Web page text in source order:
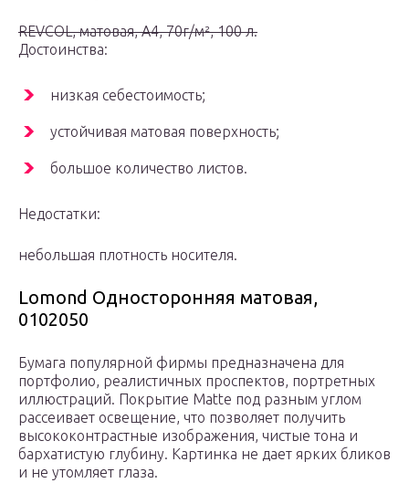
REVCOL, матовая, A4, 70г/м², 100 л.
Достоинства:
низкая себестоимость;
устойчивая матовая поверхность;
большое количество листов.
Недостатки:
небольшая плотность носителя.
Lomond Односторонняя матовая,
0102050
Бумага популярной фирмы предназначена для
портфолио, реалистичных проспектов, портретных
иллюстраций. Покрытие Matte под разным углом
рассеивает освещение, что позволяет получить
высококонтрастные изображения, чистые тона и
бархатистую глубину. Картинка не дает ярких бликов
и не утомляет глаза.